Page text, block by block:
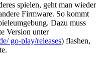
spielen, geht man wieder
Firmware. So kommt
Dazu muss
Version unter
go-play/releases) flashen,